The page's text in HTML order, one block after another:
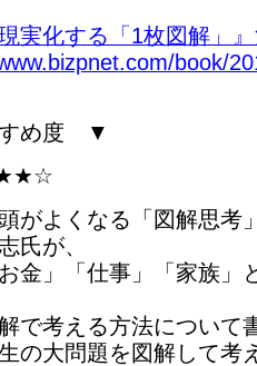
現実化する「1枚図解」
book/
め度 ▼
なる「図解思考」
氏が、
仕事」「家族」と
る方法について書
題を図解して考え